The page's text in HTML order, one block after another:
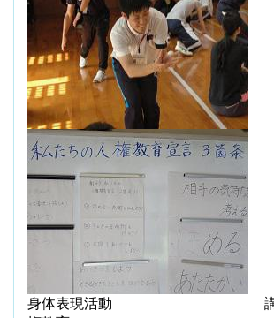
身体表現活動